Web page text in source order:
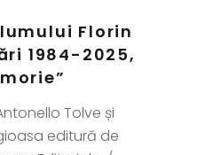
Florin
1984-2025,
Tolve și
editură de